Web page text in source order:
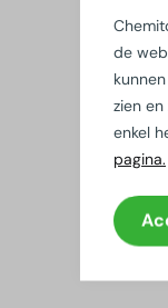
de
zien
enkel
pagina.